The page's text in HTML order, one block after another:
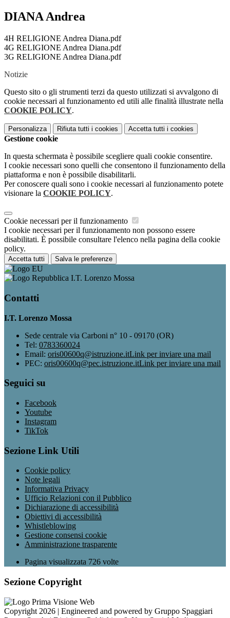
DIANA Andrea
4H RELIGIONE Andrea Diana.pdf
4G RELIGIONE Andrea Diana.pdf
3G RELIGIONE Andrea Diana.pdf
Notizie
Questo sito o gli strumenti terzi da questo utilizzati si avvalgono di
cookie necessari al funzionamento ed utili alle finalità illustrate nella
COOKIE POLICY.
Personalizza Rifiuta tutti i cookies Accetta tutti i cookies
Gestione cookie
In questa schermata è possibile scegliere quali cookie consentire.
I cookie necessari sono quelli che consentono il funzionamento della
piattaforma e non è possibile disabilitarli.
Per conoscere quali sono i cookie necessari al funzionamento potete
visionare la COOKIE POLICY.
Cookie necessari per il funzionamento
I cookie necessari per il funzionamento non possono essere
disabilitati. È possibile consultare l'elenco nella pagina della cookie
policy.
Accetta tutti Salva le preferenze
I.T. Lorenzo Mossa
Contatti
I.T. Lorenzo Mossa
Sede centrale via Carboni n° 10 - 09170 (OR)
Tel: 0783360024
Email: oris00600q@istruzione.itLink per inviare una mail
PEC: oris00600q@pec.istruzione.itLink per inviare una mail
Seguici su
Facebook
Youtube
Instagram
TikTok
Sezione Link Utili
Cookie policy
Note legali
Informativa Privacy
Ufficio Relazioni con il Pubblico
Dichiarazione di accessibilità
Obiettivi di accessibilità
Whistleblowing
Gestione consensi cookie
Amministrazione trasparente
Pagina visualizzata 726 volte
Sezione Copyright
Copyright 2026 | Engineered and powered by Gruppo Spaggiari